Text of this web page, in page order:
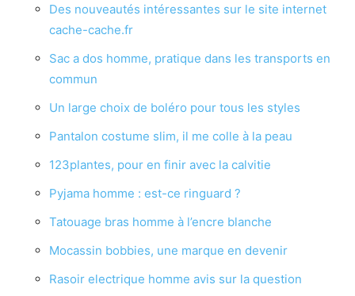
Des nouveautés intéressantes sur le site internet
cache-cache.fr
Sac a dos homme, pratique dans les transports en
commun
Un large choix de boléro pour tous les styles
Pantalon costume slim, il me colle à la peau
123plantes, pour en finir avec la calvitie
Pyjama homme : est-ce ringuard ?
Tatouage bras homme à l’encre blanche
Mocassin bobbies, une marque en devenir
Rasoir electrique homme avis sur la question